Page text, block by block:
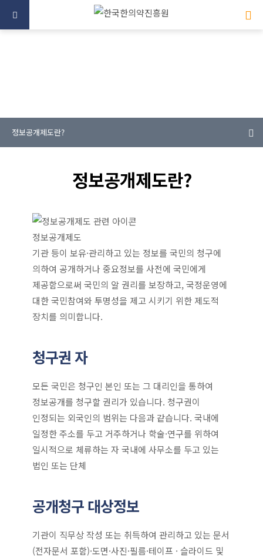
정보공개제도란?
정보공개제도란?
정보공개제도
기관 등이 보유·관리하고 있는 정보를 국민의 청구에
의하여 공개하거나 중요정보를 사전에 국민에게
제공함으로써 국민의 알 권리를 보장하고, 국정운영에
대한 국민참여와 투명성을 제고 시키기 위한 제도적
장치를 의미합니다.
청구권 자
모든 국민은 청구인 본인 또는 그 대리인을 통하여
정보공개를 청구할 권리가 있습니다. 청구권이
인정되는 외국인의 범위는 다음과 같습니다. 국내에
일정한 주소를 두고 거주하거나 학술·연구를 위하여
일시적으로 체류하는 자 국내에 사무소를 두고 있는
법인 또는 단체
공개청구 대상정보
기관이 직무상 작성 또는 취득하여 관리하고 있는 문서
(전자문서 포함)·도면·사진·필름·테이프 · 슬라이드 및